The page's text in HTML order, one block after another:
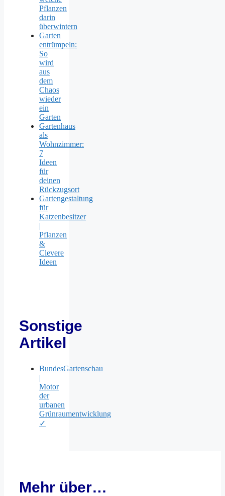
Pflanzen
darin
überwintern
Garten
entrümpeln:
So
wird
aus
dem
Chaos
wieder
ein
Garten
Gartenhaus
als
Wohnzimmer:
7
Ideen
für
deinen
Rückzugsort
Gartengestaltung
für
Katzenbesitzer
|
Pflanzen
&
Clevere
Ideen
Sonstige
Artikel
BundesGartenschau
|
Motor
der
urbanen
Grünraumentwicklung
✓
Mehr über…